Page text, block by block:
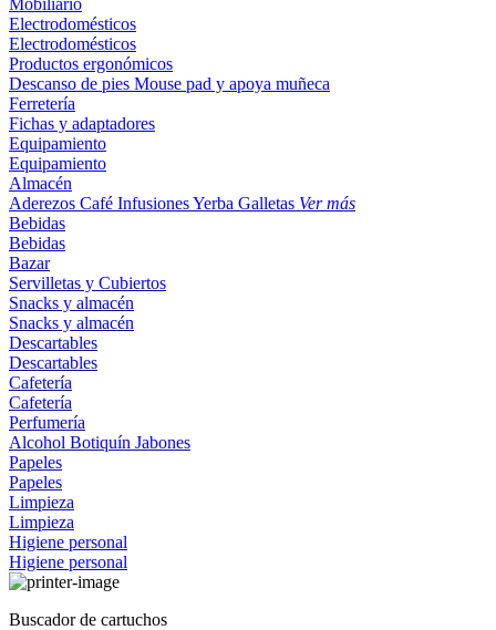
Mobiliario
Electrodomésticos
Electrodomésticos
Productos ergonómicos
Descanso de pies Mouse pad y apoya muñeca
Ferretería
Fichas y adaptadores
Equipamiento
Equipamiento
Almacén
Aderezos Café InfusionesYerba Galletas Ver más
Bebidas
Bebidas
Bazar
Servilletas y Cubiertos
Snacks y almacén
Snacks y almacén
Descartables
Descartables
Cafetería
Cafetería
Perfumería
Alcohol Botiquín Jabones
Papeles
Papeles
Limpieza
Limpieza
Higiene personal
Higiene personal
Buscador de cartuchos